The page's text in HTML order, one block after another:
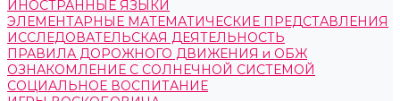
ИНОСТРАННЫЕ ЯЗЫКИ
ЭЛЕМЕНТАРНЫЕ МАТЕМАТИЧЕСКИЕ ПРЕДСТАВЛЕНИЯ
ИССЛЕДОВАТЕЛЬСКАЯ ДЕЯТЕЛЬНОСТЬ
ПРАВИЛА ДОРОЖНОГО ДВИЖЕНИЯ и ОБЖ
ОЗНАКОМЛЕНИЕ С СОЛНЕЧНОЙ СИСТЕМОЙ
СОЦИАЛЬНОЕ ВОСПИТАНИЕ